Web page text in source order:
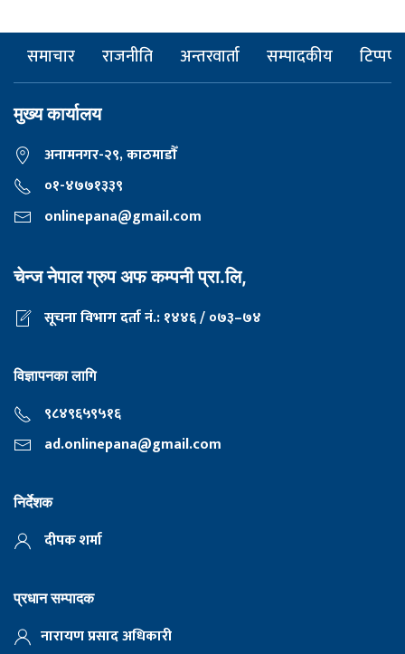
समाचार राजनीति अन्तरवार्ता सम्पादकीय टिप्पणी
मुख्य कार्यालय
अनामनगर-२९, काठमाडाैँ
०१-४७७१३३९
onlinepana@gmail.com
चेन्ज नेपाल ग्रुप अफ कम्पनी प्रा.लि,
सूचना विभाग दर्ता नं.: १४४६ / ०७३–७४
विज्ञापनका लागि
९८४९६५९५१६
ad.onlinepana@gmail.com
निर्देशक
दीपक शर्मा
प्रधान सम्पादक
नारायण प्रसाद अधिकारी